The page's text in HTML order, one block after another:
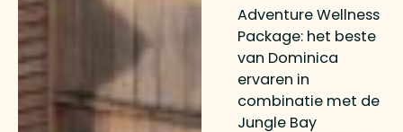
Adventure Wellness
Package: het beste
van Dominica
ervaren in
combinatie met de
Jungle Bay